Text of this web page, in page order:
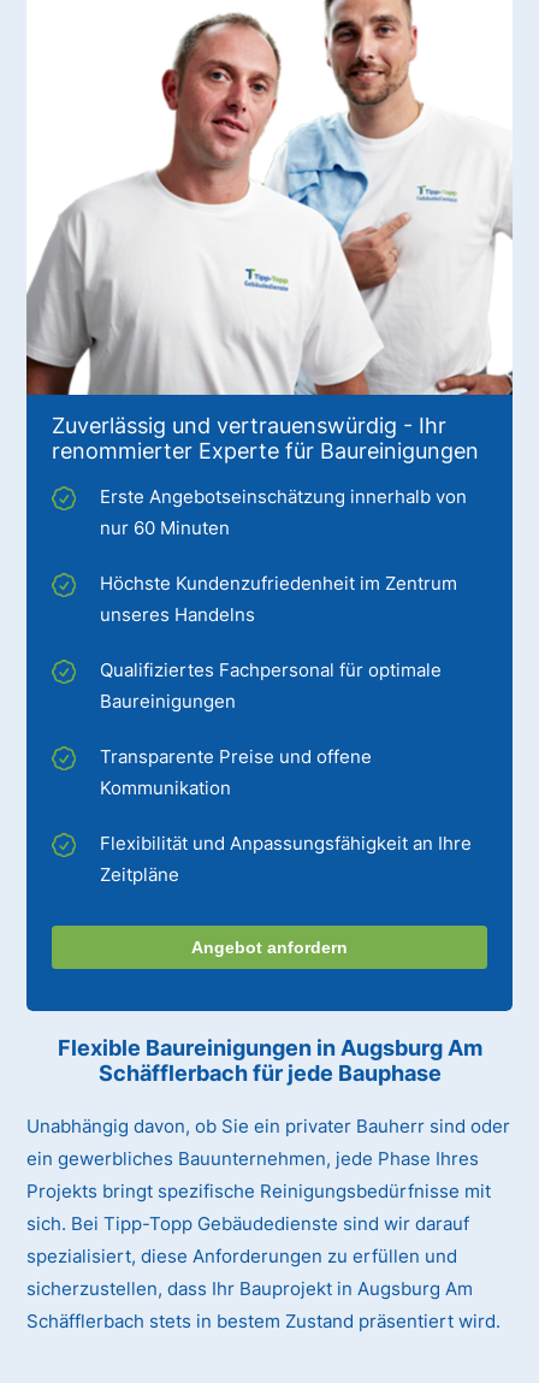
Zuverlässig und vertrauenswürdig - Ihr
renommierter Experte für Baureinigungen
Erste Angebotseinschätzung innerhalb von
nur 60 Minuten
Höchste Kundenzufriedenheit im Zentrum
unseres Handelns
Qualifiziertes Fachpersonal für optimale
Baureinigungen
Transparente Preise und offene
Kommunikation
Flexibilität und Anpassungsfähigkeit an Ihre
Zeitpläne
Angebot anfordern
Flexible Baureinigungen in Augsburg Am
Schäfflerbachfür jede Bauphase
Unabhängig davon, ob Sie ein privater Bauherr sind oder
ein gewerbliches Bauunternehmen, jede Phase Ihres
Projekts bringt spezifische Reinigungsbedürfnisse mit
sich. Bei Tipp-Topp Gebäudedienste sind wir darauf
spezialisiert, diese Anforderungen zu erfüllen und
sicherzustellen, dass Ihr Bauprojekt in Augsburg Am
Schäfflerbach stets in bestem Zustand präsentiert wird.